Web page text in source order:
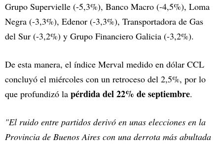
Grupo Supervielle (-5,3%), Banco Macro (-4,5%), Loma
Negra (-3,3%), Edenor (-3,3%), Transportadora de Gas
del Sur (-3,2%) y Grupo Financiero Galicia (-3,2%).
De esta manera, el índice Merval medido en dólar CCL
concluyó el miércoles con un retroceso del 2,5%, por lo
que profundizó la pérdida del 22% de septiembre.
"El ruido entre partidos derivó en unas elecciones en la
Provincia de Buenos Aires con una derrota más abultada